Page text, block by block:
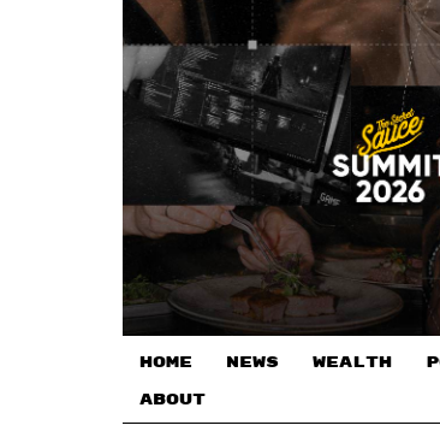
HOME NEWS WEALTH
ABOUT